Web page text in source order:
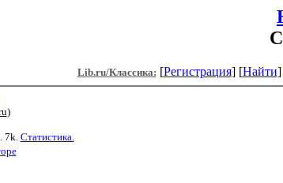
Lib.ru/Классика: [Регистрация] [Найти
)
7k. Статистика.